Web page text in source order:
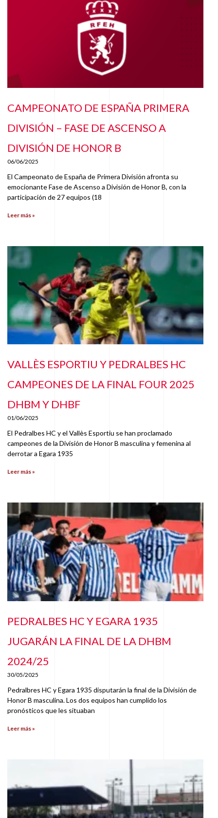
CAMPEONATO DE ESPAÑA PRIMERA
DIVISIÓN – FASE DE ASCENSO A
DIVISIÓN DE HONOR B
06/06/2025
El Campeonato de España de Primera División afronta su
emocionante Fase de Ascenso a División de Honor B, con la
participación de 27 equipos (18
Leer más »
VALLÈS ESPORTIU Y PEDRALBES HC
CAMPEONES DE LA FINAL FOUR 2025
DHBM Y DHBF
01/06/2025
El Pedralbes HC y el Vallès Esportiu se han proclamado
campeones de la División de Honor B masculina y femenina al
derrotar a Egara 1935
Leer más »
PEDRALBES HC Y EGARA 1935
JUGARÁN LA FINAL DE LA DHBM
2024/25
30/05/2025
Pedralbres HC y Egara 1935 disputarán la final de la División de
Honor B masculina. Los dos equipos han cumplido los
pronósticos que les situaban
Leer más »